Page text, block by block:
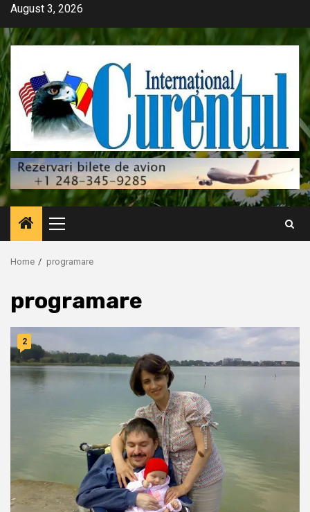
Skip
content
August 3, 2026
Primary
Menu
Home programare
programare
2